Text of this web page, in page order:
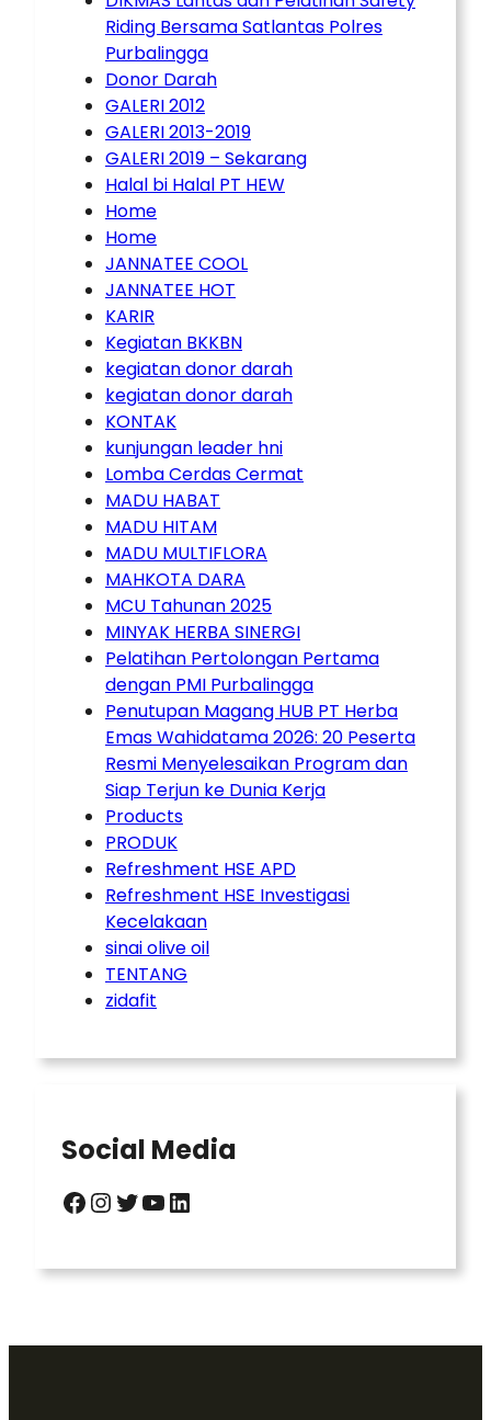
Riding Bersama Satlantas Polres
Purbalingga
Donor Darah
GALERI 2012
GALERI 2013-2019
GALERI 2019 – Sekarang
Halal bi Halal PT HEW
Home
Home
JANNATEE COOL
JANNATEE HOT
KARIR
Kegiatan BKKBN
kegiatan donor darah
kegiatan donor darah
KONTAK
kunjungan leader hni
Lomba Cerdas Cermat
MADU HABAT
MADU HITAM
MADU MULTIFLORA
MAHKOTA DARA
MCU Tahunan 2025
MINYAK HERBA SINERGI
Pelatihan Pertolongan Pertama
dengan PMI Purbalingga
Penutupan Magang HUB PT Herba
Emas Wahidatama 2026: 20 Peserta
Resmi Menyelesaikan Program dan
Siap Terjun ke Dunia Kerja
Products
PRODUK
Refreshment HSE APD
Refreshment HSE Investigasi
Kecelakaan
sinai olive oil
TENTANG
zidafit
Social Media
Facebook InstagramTwitter YouTube LinkedIn